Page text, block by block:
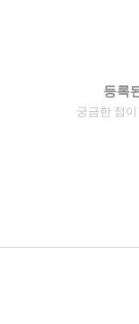
등록
궁금한 점